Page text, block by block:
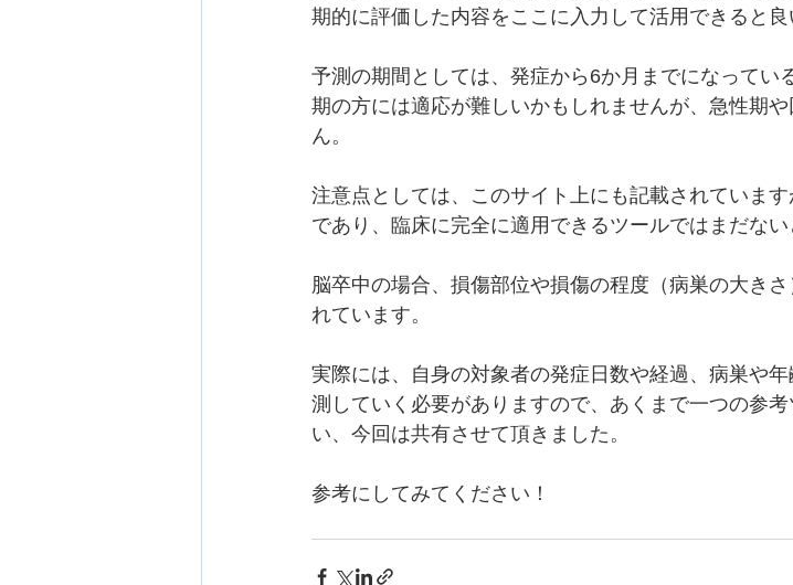
期的に評価した内容をここに入力して活用できると良
予測の期間としては、発症から6か月までになってい
期の方には適応が難しいかもしれませんが、急性期
ん。
注意点としては、このサイト上にも記載されていま
であり、 臨床に完全に適用できるツールではまだない
脳卒中の場合、損傷部位や損傷の程度（病巣の大き
れています。
実際には、自身の対象者の発症日数や経過、病巣や
測していく必要がありますので、 あくまで一つの参
い、今回は共有させて頂きました。
参考にしてみてください！